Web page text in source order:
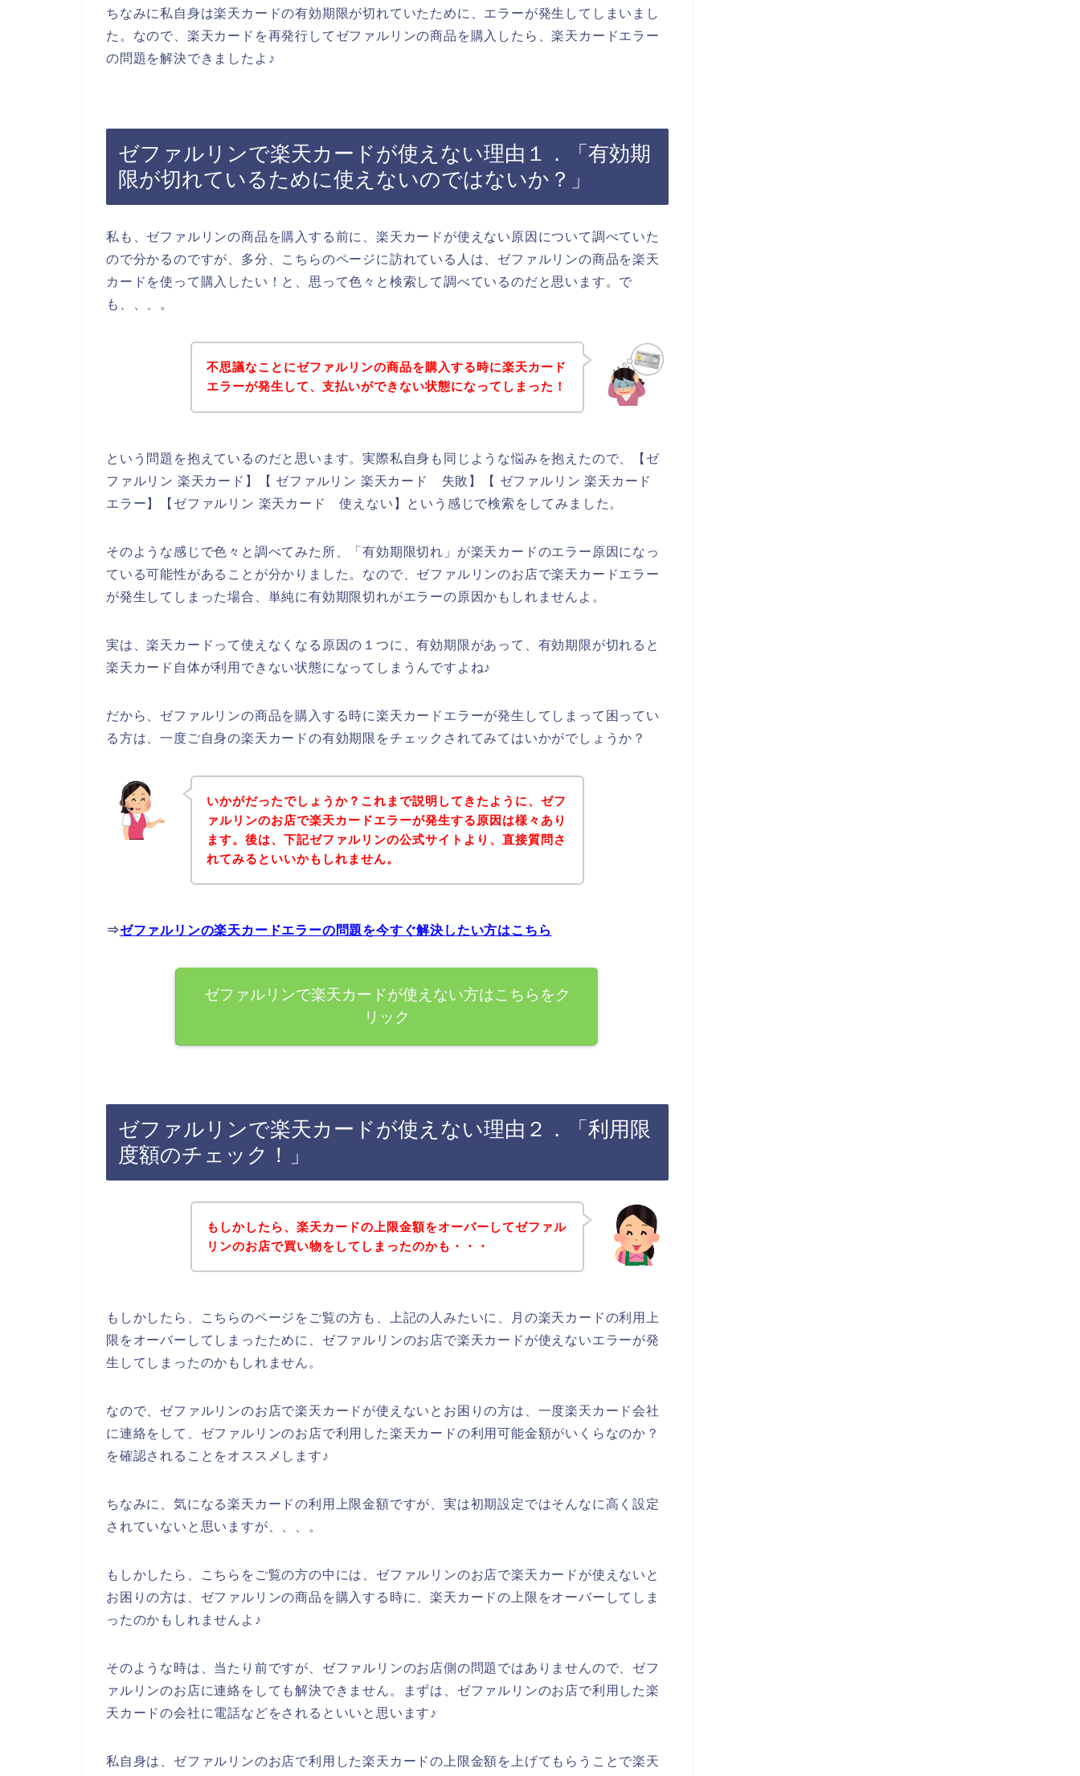
ちなみに私自身は楽天カードの有効期限が切れていたために、エラーが発生してしまいまし
た。なので、楽天カードを再発行してゼファルリンの商品を購入したら、楽天カードエラー
の問題を解決できましたよ♪
ゼファルリンで楽天カードが使えない理由１．「有効期
限が切れているために使えないのではないか？」
私も、ゼファルリンの商品を購入する前に、楽天カードが使えない原因について調べていた
ので分かるのですが、多分、こちらのページに訪れている人は、ゼファルリンの商品を楽天
カードを使って購入したい！と、思って色々と検索して調べているのだと思います。で
も、、、。
不思議なことにゼファルリンの商品を購入する時に楽天カード
エラーが発生して、支払いができない状態になってしまった！
という問題を抱えているのだと思います。実際私自身も同じような悩みを抱えたので、【ゼ
ファルリン 楽天カード】【 ゼファルリン 楽天カード 失敗】【 ゼファルリン 楽天カード
エラー】【ゼファルリン 楽天カード 使えない】という感じで検索をしてみました。
そのような感じで色々と調べてみた所、「有効期限切れ」が楽天カードのエラー原因になっ
ている可能性があることが分かりました。なので、ゼファルリンのお店で楽天カードエラー
が発生してしまった場合、単純に有効期限切れがエラーの原因かもしれませんよ。
実は、楽天カードって使えなくなる原因の１つに、有効期限があって、有効期限が切れると
楽天カード自体が利用できない状態になってしまうんですよね♪
だから、ゼファルリンの商品を購入する時に楽天カードエラーが発生してしまって困ってい
る方は、一度ご自身の楽天カードの有効期限をチェックされてみてはいかがでしょうか？
いかがだったでしょうか？これまで説明してきたように、ゼフ
ァルリンのお店で楽天カードエラーが発生する原因は様々あり
ます。後は、下記ゼファルリンの公式サイトより、直接質問さ
れてみるといいかもしれません。
⇒ゼファルリンの楽天カードエラーの問題を今すぐ解決したい方はこちら
ゼファルリンで楽天カードが使えない方はこちらをク
リック
ゼファルリンで楽天カードが使えない理由２．「利用限
度額のチェック！」
もしかしたら、楽天カードの上限金額をオーバーしてゼファル
リンのお店で買い物をしてしまったのかも・・・
もしかしたら、こちらのページをご覧の方も、上記の人みたいに、月の楽天カードの利用上
限をオーバーしてしまったために、ゼファルリンのお店で楽天カードが使えないエラーが発
生してしまったのかもしれません。
なので、ゼファルリンのお店で楽天カードが使えないとお困りの方は、一度楽天カード会社
に連絡をして、ゼファルリンのお店で利用した楽天カードの利用可能金額がいくらなのか？
を確認されることをオススメします♪
ちなみに、気になる楽天カードの利用上限金額ですが、実は初期設定ではそんなに高く設定
されていないと思いますが、、、。
もしかしたら、こちらをご覧の方の中には、ゼファルリンのお店で楽天カードが使えないと
お困りの方は、ゼファルリンの商品を購入する時に、楽天カードの上限をオーバーしてしま
ったのかもしれませんよ♪
そのような時は、当たり前ですが、ゼファルリンのお店側の問題ではありませんので、ゼフ
ァルリンのお店に連絡をしても解決できません。まずは、ゼファルリンのお店で利用した楽
天カードの会社に電話などをされるといいと思います♪
私自身は、ゼファルリンのお店で利用した楽天カードの上限金額を上げてもらうことで楽天